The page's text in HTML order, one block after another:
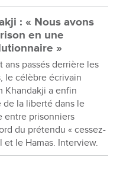
: « Nous avons
en une
»
ans passés derrière les
le célèbre écrivain
Khandakji a enfin
la liberté dans le
entre prisonniers
du prétendu « cessez-
et le Hamas. Interview.